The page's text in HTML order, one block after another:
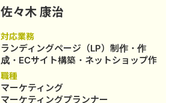
O2S系の事業の立ち上げから数億円規
模になるまで責任者として勤めていま
した。 現在は、複数社に対してデジタ
ルマーケティング全体のコンサルか
ら、広告運用、LPO、オウンドメディ
ア運営等、顧客に合わして川下の業務
も行っています。
佐々木 康治
対応業務
ランディングページ（LP）制作・作
成・ECサイト構築・ネットショップ作
成代行・SEO対策・新規事業立上・記
事作成代行・ライティング・ホームペ
ージ制作・作成・リスティング広告運
職種
マーケティング
マーケティングプランナー